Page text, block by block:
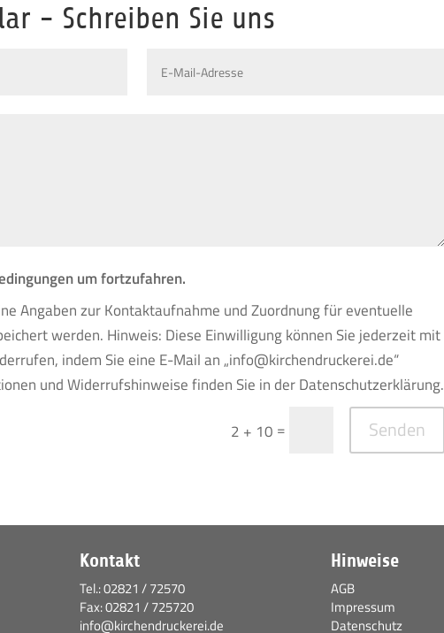
- Schreiben Sie uns
um fortzufahren.
Angaben zur Kontaktaufnahme und Zuordnung für eventuelle
werden. Hinweis: Diese Einwilligung können Sie jederzeit mit
indem Sie eine E-Mail an „info@kirchendruckerei.de“
und Widerrufshinweise finden Sie in der Datenschutzerklärung.
2 + 10 = Senden
Kontakt
Tel.:02821 / 72570
Fax: 02821 / 725720
info@kirchendruckerei.de
Hinweise
AGB
Impressum
Datenschutz